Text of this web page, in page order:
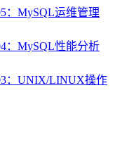
：MySQL运维管理
：MySQL性能分析
：UNIX/LINUX操作